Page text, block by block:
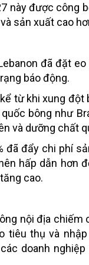
này được công
sản xuất cao
đã đặt
báo động.
từ khi xung
bông như
và dưỡng chất
đã đẩy chi phí
hấp dẫn hơn
cao.
nội địa
tiêu thụ và
doanh